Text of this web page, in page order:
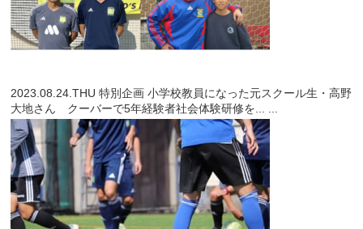
2023.08.24.THU 特別企画 小学校教員になった元スクール生・高野
大地さん クーバーで5年経験者社会体験研修を... ...